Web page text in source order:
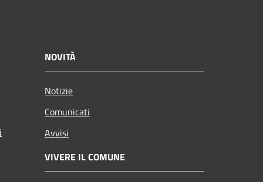
NOVITÀ
Notizie
Comunicati
Avvisi
VIVERE IL COMUNE